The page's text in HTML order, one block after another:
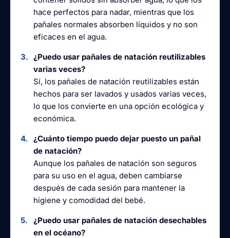
hace perfectos para nadar, mientras que los
pañales normales absorben líquidos y no son
eficaces en el agua.
¿Puedo usar pañales de natación reutilizables
varias veces?
Sí, los pañales de natación reutilizables están
hechos para ser lavados y usados varias veces,
lo que los convierte en una opción ecológica y
económica.
¿Cuánto tiempo puedo dejar puesto un pañal
de natación?
Aunque los pañales de natación son seguros
para su uso en el agua, deben cambiarse
después de cada sesión para mantener la
higiene y comodidad del bebé.
¿Puedo usar pañales de natación desechables
en el océano?